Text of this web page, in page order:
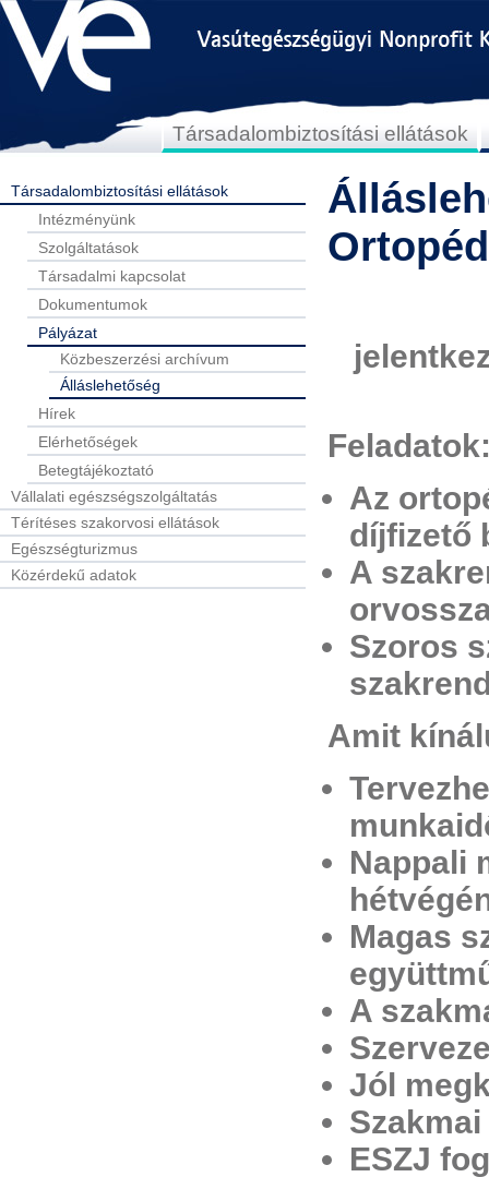
Társadalombiztosítási ellátások
Társadalombiztosítási ellátások
Intézményünk
Szolgáltatások
Társadalmi kapcsolat
Dokumentumok
Pályázat
Közbeszerzési archívum
Álláslehetőség
Hírek
Elérhetőségek
Betegtájékoztató
Vállalati egészségszolgáltatás
Térítéses szakorvosi ellátások
Egészségturizmus
Közérdekű adatok
Az
díjfizető
A
Szoros
Amit
Nappali
Magas
A
Jól
ESZJ